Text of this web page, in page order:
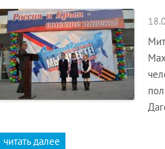
читать далее